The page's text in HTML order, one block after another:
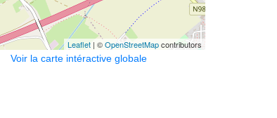
Leaflet | ©OpenStreetMapcontributors
Voir la carte intéractive globale